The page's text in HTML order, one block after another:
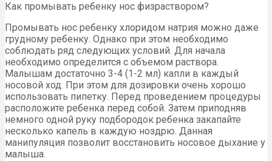
Как промывать ребенку нос физраствором?
Промывать нос ребенку хлоридом натрия можно даже
грудному ребенку. Однако при этом необходимо
соблюдать ряд следующих условий. Для начала
необходимо определится с объемом раствора.
Малышам достаточно 3-4 (1-2 мл) капли в каждый
носовой ход. При этом для дозировки очень хорошо
использовать пипетку. Перед проведением процедуры
расположите ребенка перед собой. Затем приподняв
немного одной руку подбородок ребенка закапайте
несколько капель в каждую ноздрю. Данная
манипуляция позволит восстановить носовое дыхание у
малыша.